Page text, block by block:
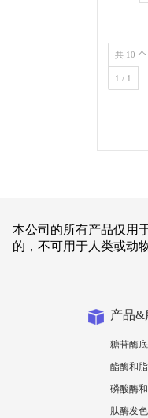
共 10 个
1 / 1
本公司的所有产品仅用
的，不可用于人类或动
产品&
糖苷酶
酯酶和
磷酸酶
肽酶发